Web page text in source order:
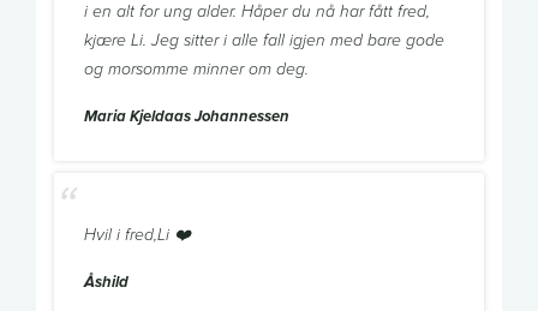
i en alt for ung alder. Håper du nå har fått fred,
kjære Li. Jeg sitter i alle fall igjen med bare gode
og morsomme minner om deg.
Maria Kjeldaas Johannessen
Hvil i fred,Li ❤️
Åshild